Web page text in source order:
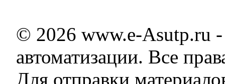
© 2026 www.e-Asutp.ru
автоматизации. Все
Для отправки